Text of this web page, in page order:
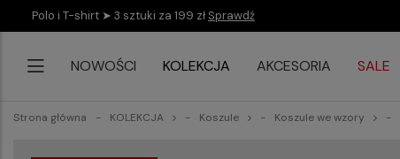
Polo i T-shirt ➤ 3 sztuki za 199 zł Sprawdź
NOWOŚCI KOLEKCJA AKCESORIA SALE
Strona główna KOLEKCJA Koszule Koszule we wzory